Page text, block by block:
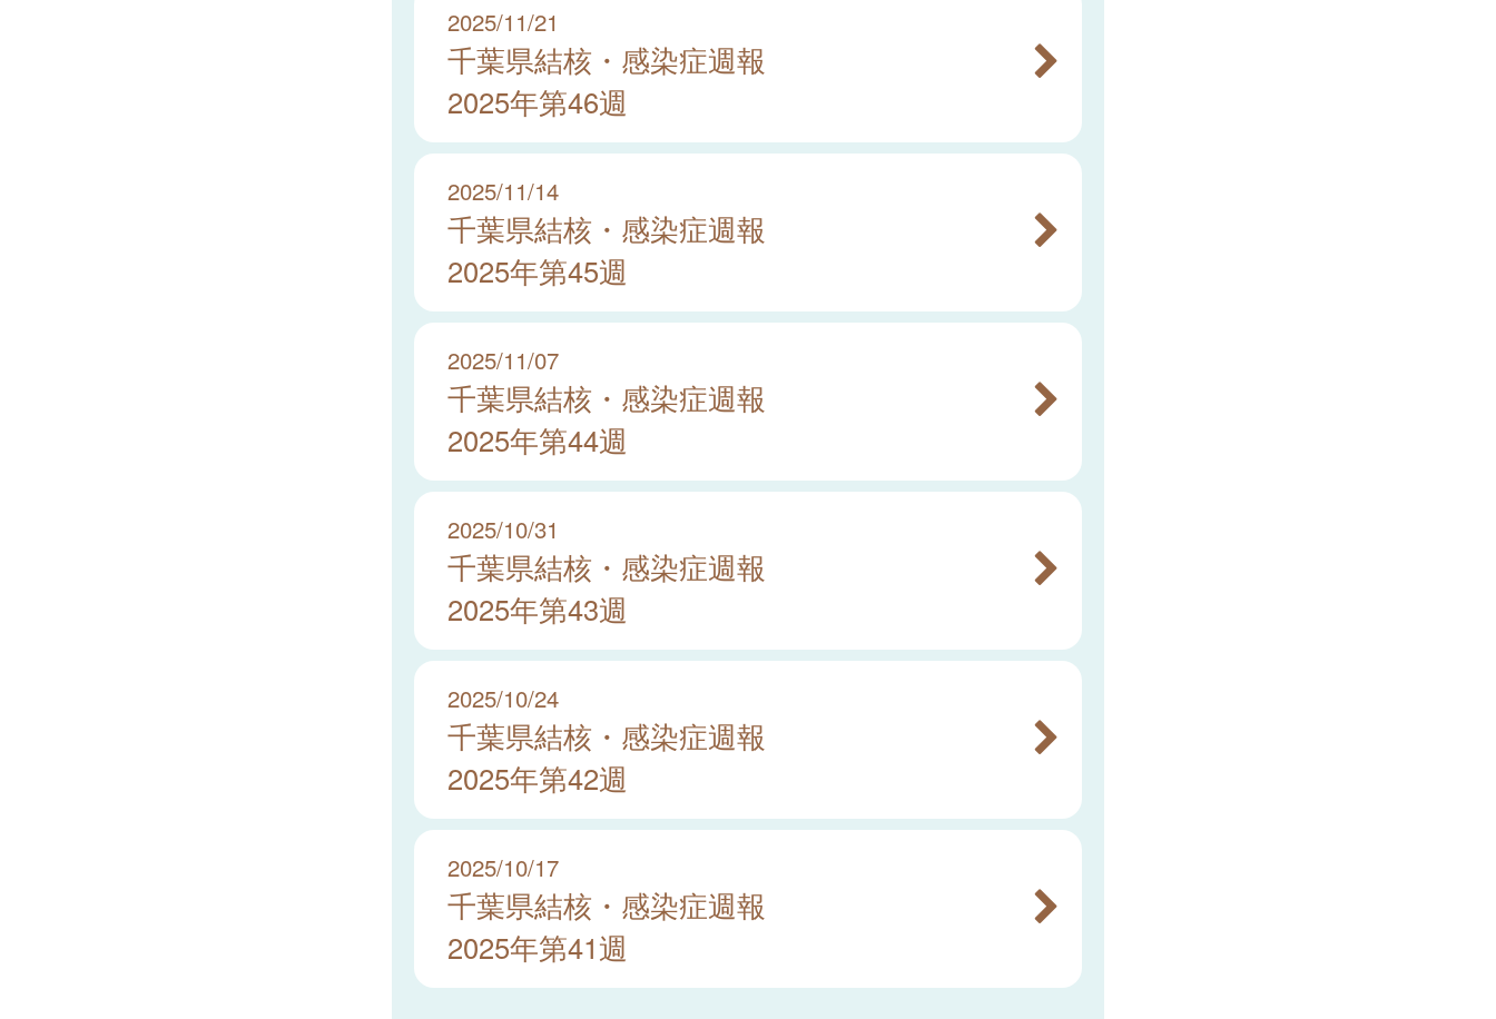
2025/11/21
千葉県結核・感染症週報
2025年第46週
2025/11/14
千葉県結核・感染症週報
2025年第45週
2025/11/07
千葉県結核・感染症週報
2025年第44週
2025/10/31
千葉県結核・感染症週報
2025年第43週
2025/10/24
千葉県結核・感染症週報
2025年第42週
2025/10/17
千葉県結核・感染症週報
2025年第41週